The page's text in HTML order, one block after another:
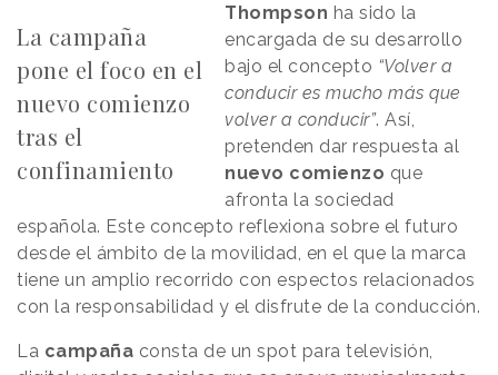
La campaña
pone el foco en el
nuevo comienzo
tras el
confinamiento
Thompson ha sido la
encargada de su desarrollo
bajo el concepto “Volver a
conducir es mucho más que
volver a conducir”. Así,
pretenden dar respuesta al
nuevo comienzo que
afronta la sociedad
española. Este concepto reflexiona sobre el futuro
desde el ámbito de la movilidad, en el que la marca
tiene un amplio recorrido con espectos relacionados
con la responsabilidad y el disfrute de la conducción.
La campaña consta de un spot para televisión,